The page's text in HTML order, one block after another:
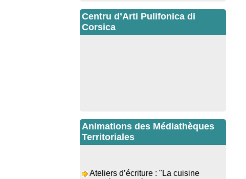
Centru d’Arti Pulifonica di
Corsica
Animations des Médiathèques
Territoriales
retrouvée" animés par Dominique